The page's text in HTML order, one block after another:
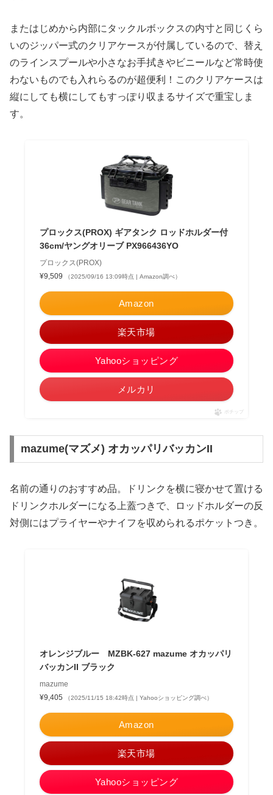
またはじめから内部にタックルボックスの内寸と同じくら
いのジッパー式のクリアケースが付属しているので、替え
のラインスプールや小さなお手拭きやビニールなど常時使
わないものでも入れらるのが超便利！このクリアケースは
縦にしても横にしてもすっぽり収まるサイズで重宝しま
す。
プロックス(PROX) ギアタンク ロッドホルダー付
36cm/ヤングオリーブ PX966436YO
プロックス(PROX)
¥9,509
（2025/09/16 13:09時点 | Amazon調べ）
Amazon
楽天市場
Yahooショッピング
メルカリ
ポチップ
mazume(マズメ) オカッパリバッカンII
名前の通りのおすすめ品。ドリンクを横に寝かせて置ける
ドリンクホルダーになる上蓋つきで、ロッドホルダーの反
対側にはプライヤーやナイフを収められるポケットつき。
オレンジブルー MZBK-627 mazume オカッパリ
バッカンII ブラック
mazume
¥9,405
（2025/11/15 18:42時点 | Yahooショッピング調べ）
Amazon
楽天市場
Yahooショッピング